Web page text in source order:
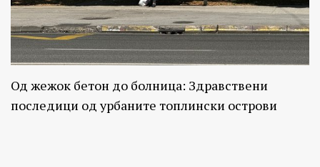
Од жежок бетон до болница: Здравствени
последици од урбаните топлински острови